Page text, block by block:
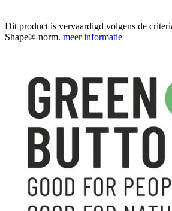
Dit product is vervaardigd volgens de
Shape®-norm. meer informatie